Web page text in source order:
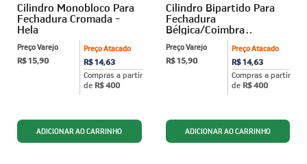
Cilindro Monobloco Para
Fechadura Cromada -
Hela
Preço Atacado
R$ 14,63
Compras a partir
de R$ 400
Preço Varejo
R$ 15,90
Cilindro Bipartido Para
Fechadura
Bélgica/Coimbra
Cromado - Hela
Preço Atacado
R$ 14,63
Compras a partir
de R$ 400
Preço Varejo
R$ 15,90